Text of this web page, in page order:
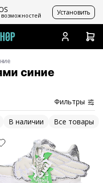
Установить
синие
Фильтры
В наличии Все товары